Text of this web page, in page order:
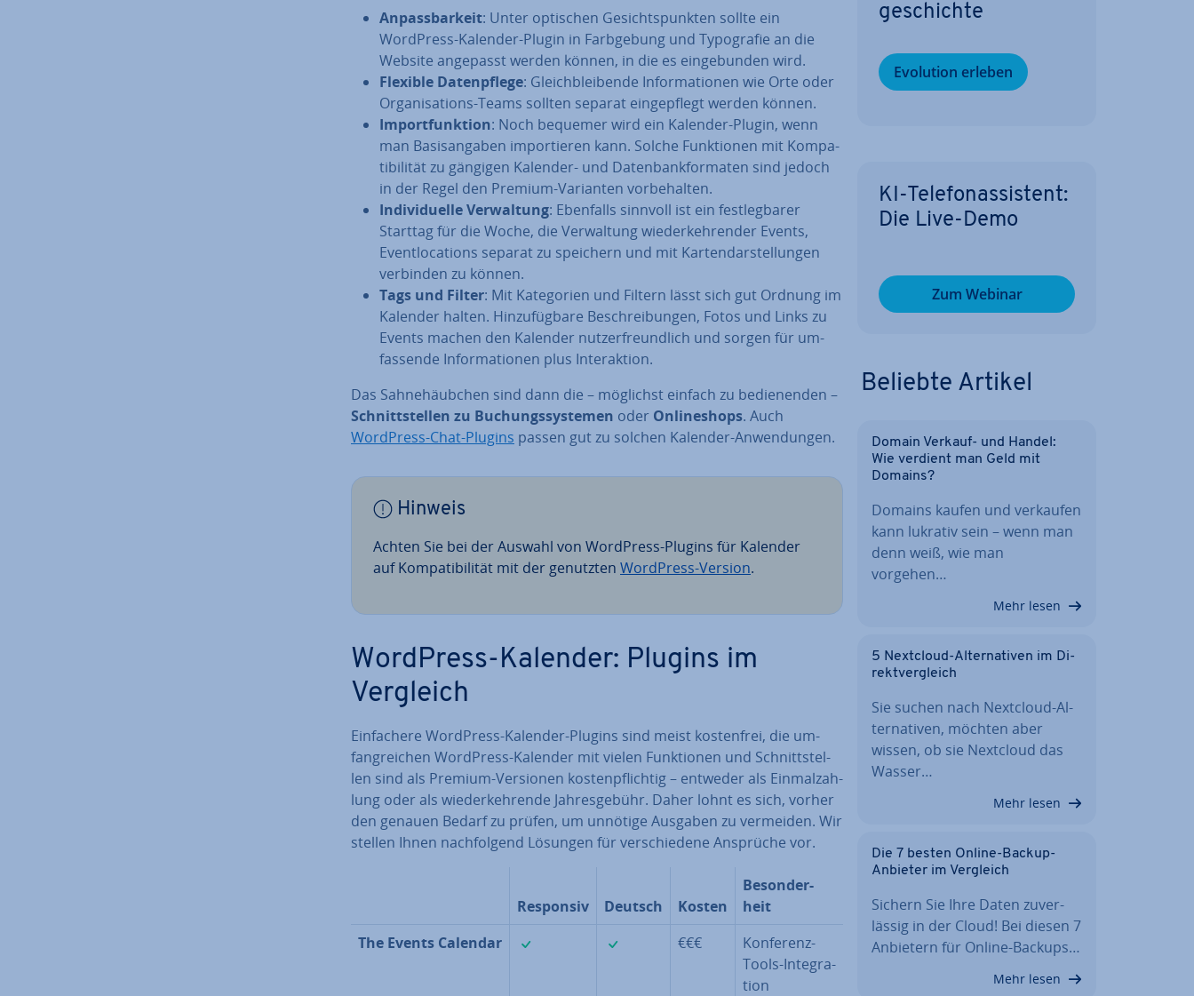
An­pass­bar­keit: Unter optischen Ge­sichts­punk­ten sollte ein
WordPress-Kalender-Plugin in Farb­ge­bung und Ty­po­gra­fie an die
Website angepasst werden können, in die es ein­ge­bun­den wird.
Flexible Da­ten­pfle­ge: Gleich­blei­ben­de In­for­ma­tio­nen wie Orte oder
Or­ga­ni­sa­ti­ons-Teams sollten separat ein­ge­pflegt werden können.
Im­port­funk­ti­on: Noch bequemer wird ein Kalender-Plugin, wenn
man Ba­sis­an­ga­ben im­por­tie­ren kann. Solche Funk­tio­nen mit Kom­pa­
ti­bi­li­tät zu gängigen Kalender- und Da­ten­bank­for­ma­ten sind jedoch
in der Regel den Premium-Varianten vor­be­hal­ten.
In­di­vi­du­el­le Ver­wal­tung: Ebenfalls sinnvoll ist ein fest­leg­ba­rer
Starttag für die Woche, die Ver­wal­tung wie­der­keh­ren­der Events,
Event­lo­ca­ti­ons separat zu speichern und mit Kar­ten­dar­stel­lun­gen
verbinden zu können.
Tags und Filter: Mit Ka­te­go­rien und Filtern lässt sich gut Ordnung im
Kalender halten. Hin­zu­füg­ba­re Be­schrei­bun­gen, Fotos und Links zu
Events machen den Kalender nut­zer­freund­lich und sorgen für um­
fas­sen­de In­for­ma­tio­nen plus In­ter­ak­ti­on.
Das Sah­ne­häub­chen sind dann die – möglichst einfach zu be­die­nen­den –
Schnitt­stel­len zu Bu­chungs­sys­te­men oder On­line­shops. Auch
WordPress-Chat-Plugins passen gut zu solchen Kalender-An­wen­dun­gen.
Hinweis
Achten Sie bei der Auswahl von WordPress-Plugins für Kalender
auf Kom­pa­ti­bi­li­tät mit der genutzten WordPress-Version.
WordPress-Kalender: Plugins im
Vergleich
Ein­fa­che­re WordPress-Kalender-Plugins sind meist kos­ten­frei, die um­
fang­rei­chen WordPress-Kalender mit vielen Funk­tio­nen und Schnitt­stel­
len sind als Premium-Versionen kos­ten­pflich­tig – entweder als Ein­mal­zah­
lung oder als wie­der­keh­ren­de Jah­res­ge­bühr. Daher lohnt es sich, vorher
den genauen Bedarf zu prüfen, um unnötige Ausgaben zu vermeiden. Wir
stellen Ihnen nach­fol­gend Lösungen für ver­schie­de­ne Ansprüche vor.
Responsiv Deutsch Kosten
Be­son­der­
heit
The Events Calendar
€€€
Konferenz-
Tools-In­te­gra­
ti­on
ge­schich­te
Evolution erleben
KI-Te­le­fon­as­sis­tent:
Die Live-Demo
Zum Webinar
Beliebte Artikel
Domain Verkauf- und Handel:
Wie verdient man Geld mit
Domains?
Domains kaufen und verkaufen
kann lukrativ sein – wenn man
denn weiß, wie man
vorgehen…
Mehr lesen
5 Nextcloud-Al­ter­na­ti­ven im Di­
rekt­ver­gleich
Sie suchen nach Nextcloud-Al­
ter­na­ti­ven, möchten aber
wissen, ob sie Nextcloud das
Wasser…
Mehr lesen
Die 7 besten Online-Backup-
Anbieter im Vergleich
Sichern Sie Ihre Daten zu­ver­
läs­sig in der Cloud! Bei diesen 7
Anbietern für Online-Backups…
Mehr lesen